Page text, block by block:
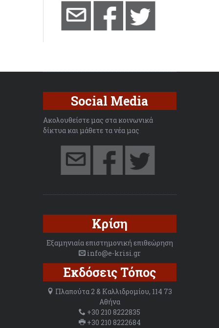
Social Media
Ακολουθείστε μας στα κοινωνικά
δίκτυα και μάθετε τα νέα μας
Κρίση
Εξαμηνιαία επιστημονική επιθεώρηση
info@e-krisi.gr
Εκδόσεις Τόπος
Πλαπούτα 2 & Καλλιδρομίου, 114 73
Αθήνα
+30 210 8222835
+30 210 8222684